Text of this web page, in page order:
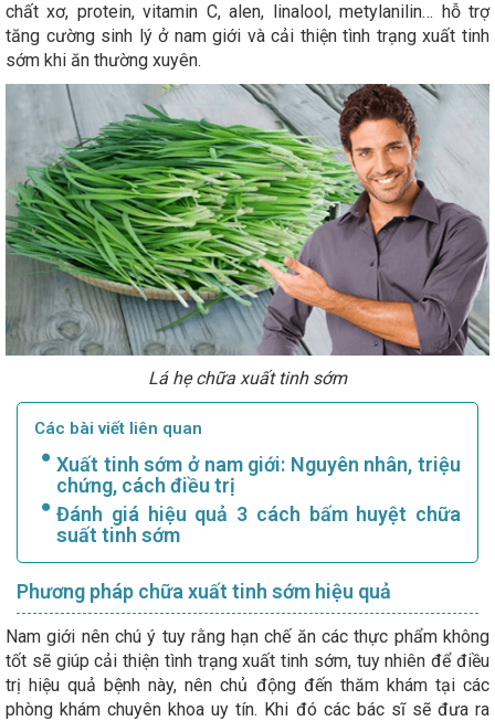
chất xơ, protein, vitamin C, alen, linalool, metylanilin… hỗ trợ
tăng cường sinh lý ở nam giới và cải thiện tình trạng xuất tinh
sớm khi ăn thường xuyên.
Lá hẹ chữa xuất tinh sớm
Các bài viết liên quan
Xuất tinh sớm ở nam giới: Nguyên nhân, triệu
chứng, cách điều trị
Đánh giá hiệu quả 3 cách bấm huyệt chữa
suất tinh sớm
Phương pháp chữa xuất tinh sớm hiệu quả
Nam giới nên chú ý tuy rằng hạn chế ăn các thực phẩm không
tốt sẽ giúp cải thiện tình trạng xuất tinh sớm, tuy nhiên để điều
trị hiệu quả bệnh này, nên chủ động đến thăm khám tại các
phòng khám chuyên khoa uy tín. Khi đó các bác sĩ sẽ đưa ra